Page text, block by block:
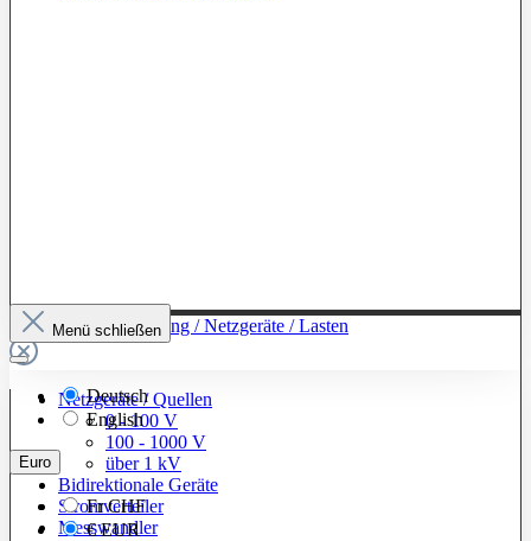
Zur Kategorie: Leistung / Netzgeräte / Lasten
Netzgeräte / Quellen
0 - 100 V
100 - 1000 V
über 1 kV
Bidirektionale Geräte
Stromverteiler
Messwandler
Menü schließen
Deutsch
English
Euro
FrCHF
€EUR